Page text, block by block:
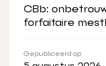
CBb:
forfaitaire
Gepubliceerd op